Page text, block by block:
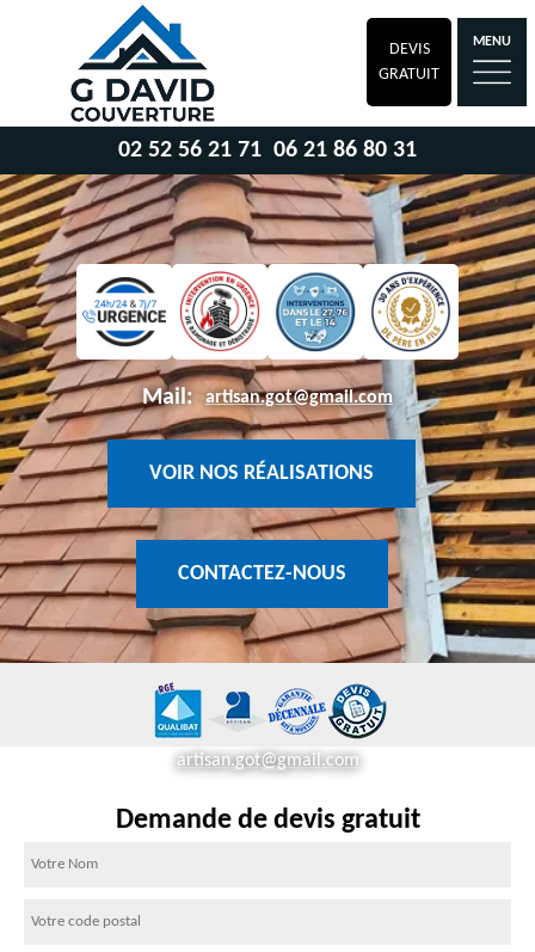
DEVIS
GRATUIT
MENU
02 52 56 21 71 06 21 86 80 31
Mail: artisan.got@gmail.com
VOIR NOS RÉALISATIONS
CONTACTEZ-NOUS
artisan.got@gmail.com
Demande de devis gratuit